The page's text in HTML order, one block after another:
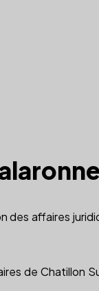
des affaires
de Chatillon